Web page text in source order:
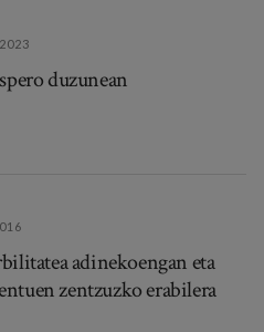
duzunean
adinekoengan eta
zentzuzko erabilera